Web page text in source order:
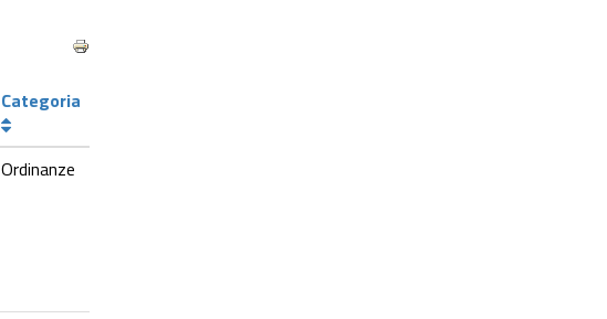
Categoria
Ordinanze